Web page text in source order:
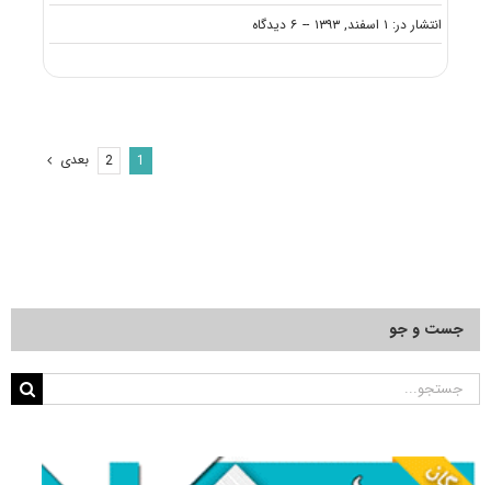
انتشار در: ۱ اسفند, ۱۳۹۳ -- ۶ دیدگاه
on
دانلود
1
2 بعدی
جست و جو
جستجو